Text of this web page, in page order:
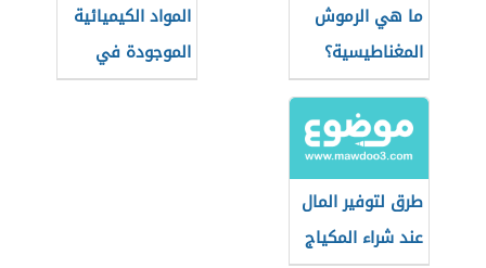
ما هي الرموش
المغناطيسية؟
المواد الكيميائية
الموجودة في
مستحضرات
طرق لتوفير المال
عند شراء المكياج